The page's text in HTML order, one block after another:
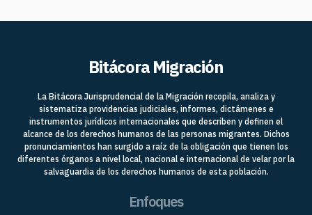
Bitácora Migración
La Bitácora Jurisprudencial de la Migración recopila, analiza y
sistematiza providencias judiciales, informes, dictámenes e
instrumentos jurídicos internacionales que describen y definen el
alcance de los derechos humanos de las personas migrantes. Dichos
pronunciamientos han surgido a raíz de la obligación que tienen los
diferentes órganos a nivel local, nacional e internacional de velar por la
salvaguardia de los derechos humanos de esta población.
Enfoques